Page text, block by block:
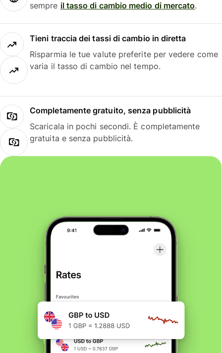
sempre il tasso di cambio medio di mercato.
Tieni traccia dei tassi di cambio in diretta
Risparmia le tue valute preferite per vedere come
varia il tasso di cambio nel tempo.
Completamente gratuito, senza pubblicità
Scaricala in pochi secondi. È completamente
gratuita e senza pubblicità.